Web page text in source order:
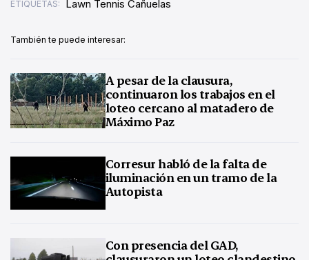
ETIQUETAS: Lawn Tennis Cañuelas
También te puede interesar:
A pesar de la clausura,
continuaron los trabajos en el
loteo cercano al matadero de
Máximo Paz
Corresur habló de la falta de
iluminación en un tramo de la
Autopista
Con presencia del GAD,